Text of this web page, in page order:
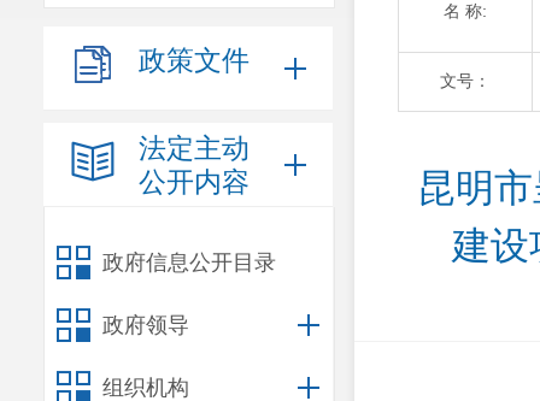
政策文件
法定主动
公开内容
政府信息公开目录
政府领导
组织机构
名 称:
文号：
昆明
建设